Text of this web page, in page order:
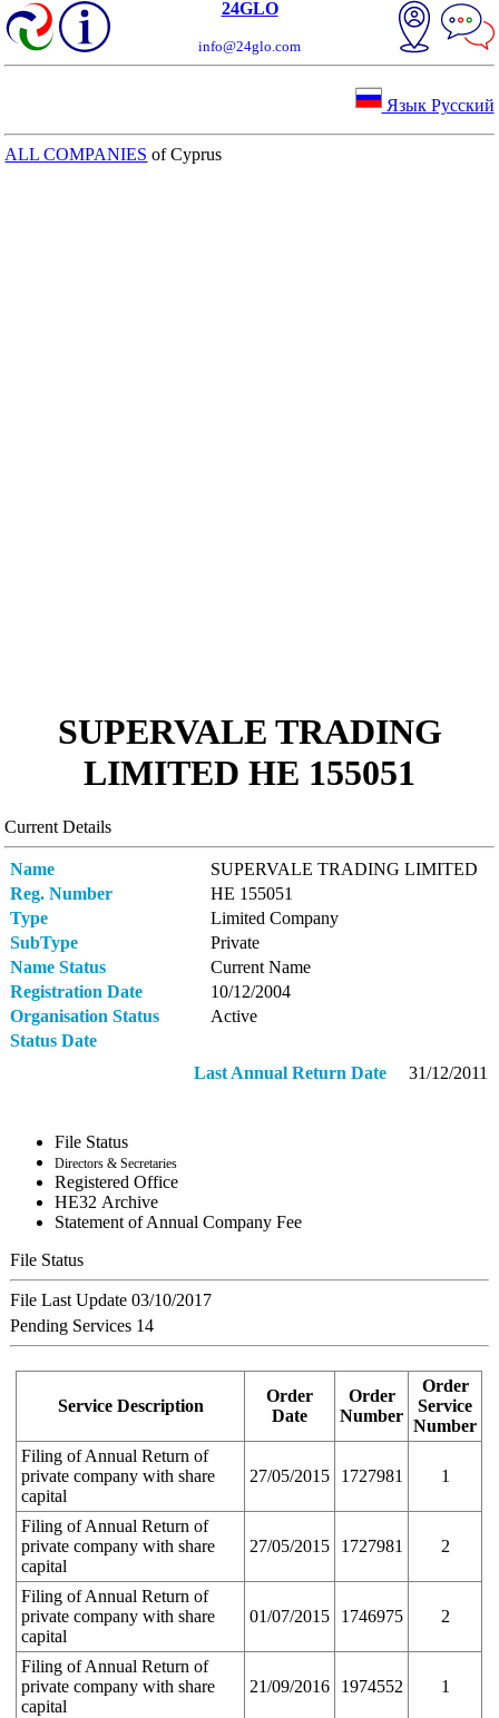
24GLO
info@24glo.com
Язык Русский
ALL COMPANIES of Cyprus
SUPERVALE TRADING
LIMITED ΗΕ 155051
Current Details
Name
SUPERVALE TRADING LIMITED
Reg. Number
ΗΕ 155051
Type
Limited Company
SubType
Private
Name Status
Current Name
Registration Date
10/12/2004
Organisation Status
Active
Status Date
Last Annual Return Date31/12/2011
File Status
Directors & Secretaries
Registered Office
ΗΕ32 Archive
Statement of Annual Company Fee
File Status
File Last Update 03/10/2017
Pending Services 14
Service Description
Order
Date
Order
Number
Order
Service
Number
Filing of Annual Return of
private company with share
capital
27/05/2015 1727981 1
Filing of Annual Return of
private company with share
capital
27/05/2015 1727981 2
Filing of Annual Return of
private company with share
capital
01/07/2015 1746975 2
Filing of Annual Return of
private company with share
capital
21/09/2016 1974552 1